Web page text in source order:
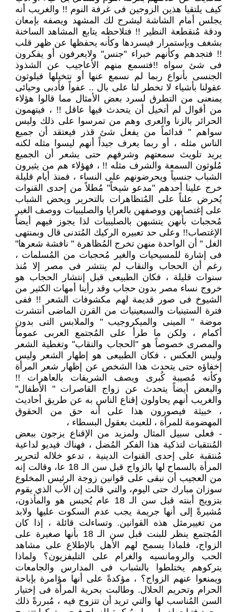
كيف يلتقيا هذين الزوجين فى غرفة النوم !! والغريب أنه
يجلس أمام الشاشة ليشرح لك المشهد ويصفه بإمعان
ودقة مُنقطعة النظير !! فتلاحظه يتابع المشاهد الساخنة
بشغف وبإستمرار فيسردها وكأنه يحفظها عن ظهر قلب
!! فتجدهم وكأنهم خبراء "جنس" ولايعرفون أو يفكرون
فى شئ سواه !!فتسمع منهم الأعاجيب عن الشذوذ
الجنسى بأنواع ربما لم نسمع عنها أو نتخيلها فيلوثون
عقولنا بأشياء لا تخطر لنا على بال .. عفواً فأدبى وحيائى
يمنعنى من التطرق لسرد بعض الأمثال مما قالوا هؤلاء
من أقوال لم أتخيل أن يتحدث فيها عاقل !! ، فيتهمون
الحرائر بالزنا والعرى وهم من تمرسوا على ذلك وليس
سواهم " فدائماً من يفعل شئ قذر فيعتقد أن جميع
الناس مثله ، أو ربما يعرف جيداً أنهم ليسوا مثله لكنه
يريد تلويث سمعتهم وشرفهم حتى يشعر أن الجميع
مُلوثون السمعة والشرف مثله !! ، فهؤلاء هم من يثيرون
الشباب جنسياً ويحرضونهم على النساء ، فمنذ أيام قليلة
خرج علينا أحدهم "مدعو شيخاً" مُطلاً من إحدى القنوات
يُحرض علناً على المُتظاهرات بالتحرير ويحض الشباب
على إغتصابهن ووصفهن بالعرايا والصليبيات ووصف الغير
مُحجبات بأنهن يتشبهن بالصليبيات لذا يجوز فيهم أيضاً
الإغتصاب!! وعلى حد تعبيره الركيك المُتدنى قال وبمنتهى
الغل " أن الواحدة منهن تخرج المُظاهرة " نافشة شعرها"
فى إشارة للمسيحيات والغير مُحجبات من المُسلمات ،
رغم أن الحجاب والنقاب لم ينتشر فى مصر إلا مُنذ
سنوات قليلة ، فكان الطبيعى قبل إنتشار الحجاب هو
خروج نساء مصر بدون حجاب وقد رأينا أمهات الكثير من
الشيوخ فى صور قديمة لهم مكشوفات الشعر !! ففى
فترة الستينيات والسبعينيات من القرن الماضى أنتشرت
موضة " المينى والميكروجيب " والملابس التى بدون
أكمام ، ولكن ما طرأ على المُجتمع العربى عموماً
والمصرى خصوصاً هو "الحجاب والنقاب" وتغطية الشعر
وليس العكس ، فكان الطبيعى هو إظهار الشعر وليس
إخفاؤه حتى يتحدث هذا الشخص عن إظهار شعر المرأة
وكأنه مُصيبة كُبرى ويصف الشريفات بالعاهرات !!
والبعض أيضاً يتحدث عن زواج القاصرات " الأطفال"
والغريب أنهم يحاولون إقناع الناس به عن طريق أحاديث
، خبيثة فيصورون هذا على أنه حق من الحقوق
المهضومة للمرأة ، للعبث بعقول البسطاء ،
- فعلى سبيل المثال ولمزيد من الإقناع يزجون ببعض
المُنتقبات لتذكية هذا الفكر المُضل ، فهناك فيديو لداعية
مُنتقبة على إحدى القنوات الدينية ، تدعو خلاله لتحرير
المرأة بالسماح لها بالزواج قبل سن الـ 18 عا، وقالت إنه
من العجيب أن نبقى على قوانين زوجة الرئيس المخلوع
سوزان مبارك حتى اليوم، والتي قالت إن الأب الذي يقوم
بتزويج أبنته قبل سن الـ 18 عام يُحبس هو والمأذون،
مُشيرةً إلى أنها جريمة يجب عدم السكوت عليها ولابد
من تغييرمثل هذه القوانين. وتساءلت قائلة ، إذا كان
المُجتمع ينظر للبنت قبل سن الـ 18 بأنها صغيرة على
الزواج، فلماذا يسمح لهم الأهل بالإطلاع على مشاهد
الحب والرومانسيه والغرام على التليفزيون؟ ولماذا
يتركوهم يختلطوا بالشباب فى المدارس والجامعات
ويمنعوا عنهم الزواج؟ ، مؤكدةً على أنها مؤامرة بإباحة
الحرام وتحريم الحلال. وطالبت بحرية المرأة فى إختيار
السن المُناسب لها والتي تريد أن تتزوج فيه ، مُبررةً ذلك